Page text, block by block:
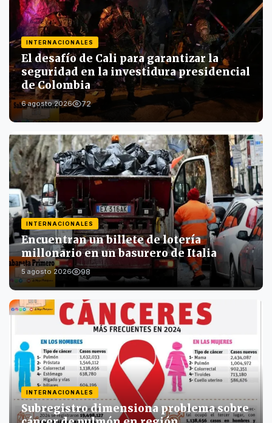
INTERNACIONALES
El desafío de Cali para garantizar la
seguridad en la investidura presidencial
de Colombia
6 agosto 2026 72
INTERNACIONALES
Encuentran un billete de lotería
millonario en un basurero de Italia
5 agosto 2026 98
INTERNACIONALES
Subregistro dimensiona problema sobre